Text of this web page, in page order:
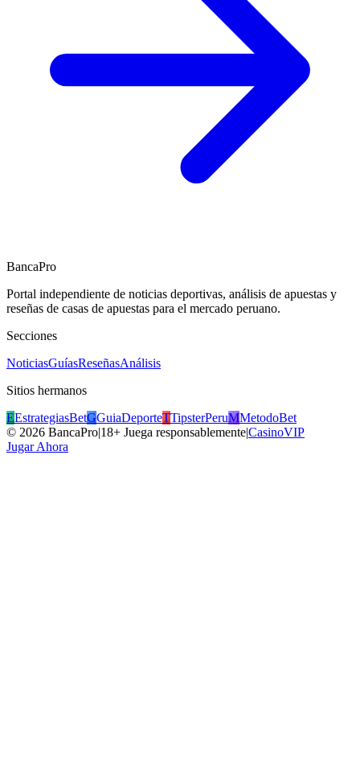
BancaPro
Portal independiente de noticias deportivas, análisis de apuestas y
reseñas de casas de apuestas para el mercado peruano.
Secciones
NoticiasGuíasReseñasAnálisis
Sitios hermanos
EEstrategiasBetGGuiaDeporteTTipsterPeruMMetodoBet
© 2026 BancaPro|18+ Juega responsablemente|CasinoVIP
Jugar Ahora